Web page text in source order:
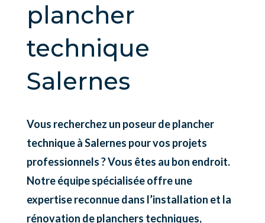
plancher
technique
Salernes
Vous recherchez un poseur de plancher
technique à Salernes pour vos projets
professionnels ? Vous êtes au bon endroit.
Notre équipe spécialisée offre une
expertise reconnue dans l’installation et la
rénovation de planchers techniques,